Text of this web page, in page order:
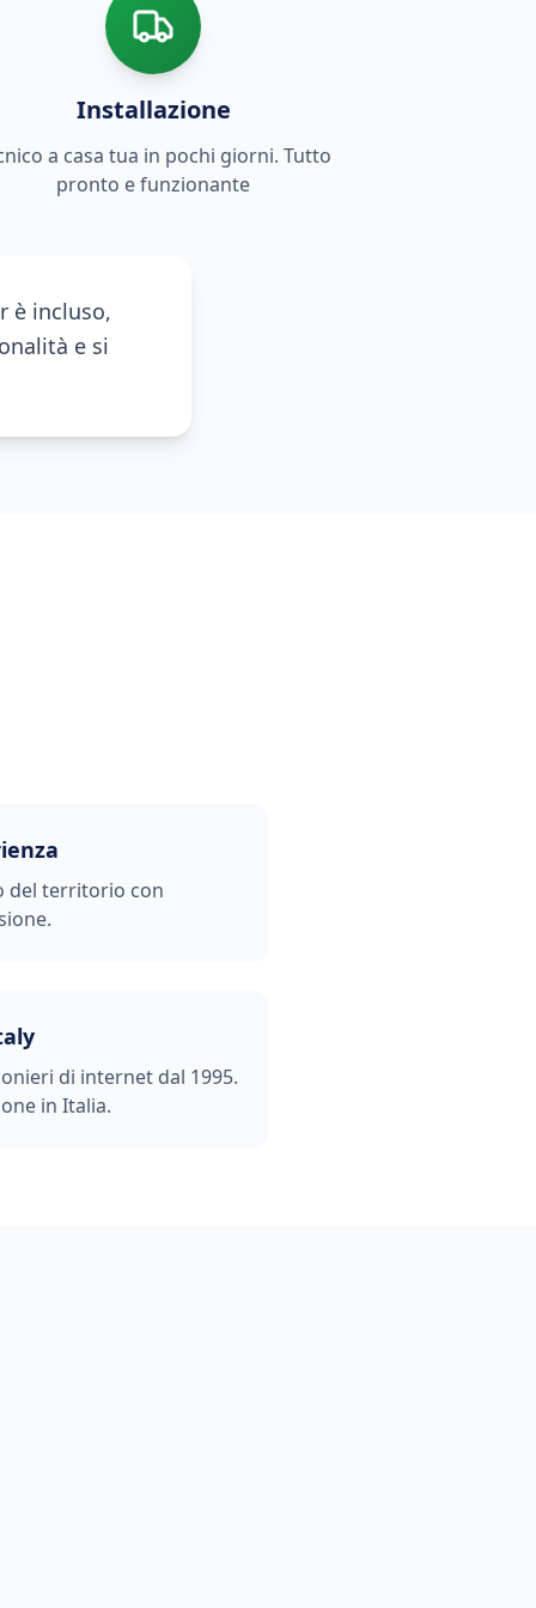
Installazione
a casa tua in pochi giorni. Tutto
pronto e funzionante
è incluso,
e si
del territorio con
di internet dal 1995.
in Italia.